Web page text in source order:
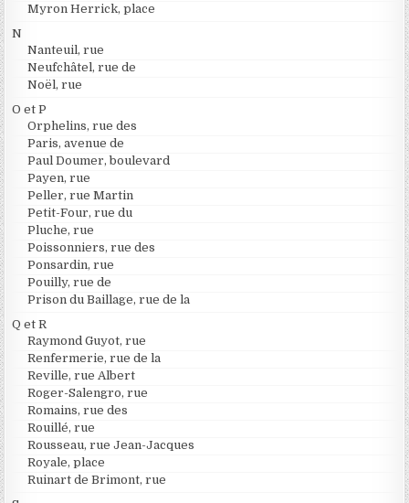
Myron Herrick, place
N
Nanteuil, rue
Neufchâtel, rue de
Noël, rue
O et P
Orphelins, rue des
Paris, avenue de
Paul Doumer, boulevard
Payen, rue
Peller, rue Martin
Petit-Four, rue du
Pluche, rue
Poissonniers, rue des
Ponsardin, rue
Pouilly, rue de
Prison du Baillage, rue de la
Q et R
Raymond Guyot, rue
Renfermerie, rue de la
Reville, rue Albert
Roger-Salengro, rue
Romains, rue des
Rouillé, rue
Rousseau, rue Jean-Jacques
Royale, place
Ruinart de Brimont, rue